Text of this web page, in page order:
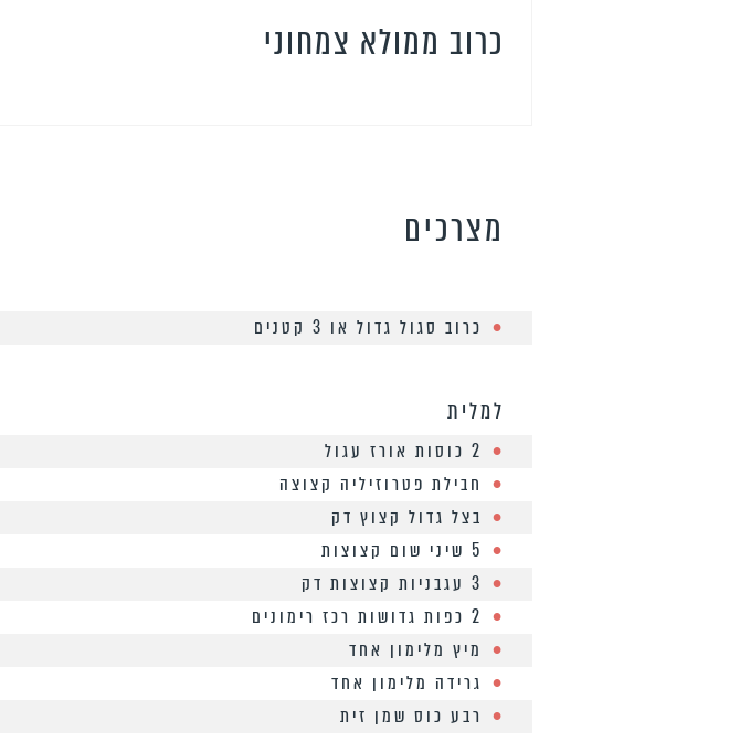
כרוב ממולא צמחוני
מצרכים
כרוב סגול גדול או 3 קטנים
למלית
2 כוסות אורז עגול
חבילת פטרוזיליה קצוצה
בצל גדול קצוץ דק
5 שיני שום קצוצות
3 עגבניות קצוצות דק
2 כפות גדושות רכז רימונים
מיץ מלימון אחד
גרידה מלימון אחד
רבע כוס שמן זית